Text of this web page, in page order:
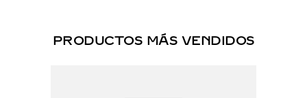
PRODUCTOS MÁS VENDIDOS